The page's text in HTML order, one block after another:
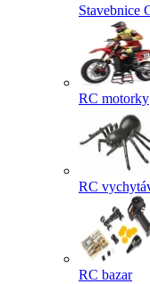
Stavebnice
RC motorky
RC
RC bazar